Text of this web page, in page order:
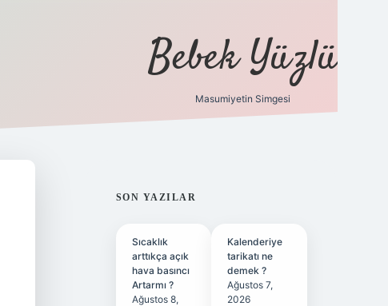
Bebek Yüzlü
Masumiyetin Simgesi
SIDEBAR
SON YAZILAR
Sıcaklık
arttıkça açık
hava basıncı
Artarmı ?
Ağustos 8,
Kalenderiye
tarikatı ne
demek ?
Ağustos 7,
2026